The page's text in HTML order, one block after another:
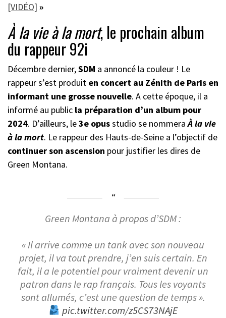
[VIDÉO] »
À la vie à la mort, le prochain album
du rappeur 92i
Décembre dernier,SDM a annoncé la couleur ! Le
rappeur s’est produit en concert au Zénith de Paris en
informant une grosse nouvelle. A cette époque, il a
informé au public la préparation d’un album pour
2024. D’ailleurs, le3e opusstudio se nommeraÀ la vie
à la mort. Le rappeur des Hauts-de-Seine a l’objectif de
continuer son ascension pour justifier les dires de
Green Montana.
Green Montana à propos d’SDM :
« Il arrive comme un tank avec son nouveau
projet, il va tout prendre, j’en suis certain. En
fait, il a le potentiel pour vraiment devenir un
patron dans le rap français. Tous les voyants
sont allumés, c’est une question de temps ».
pic.twitter.com/z5CS73NAjE